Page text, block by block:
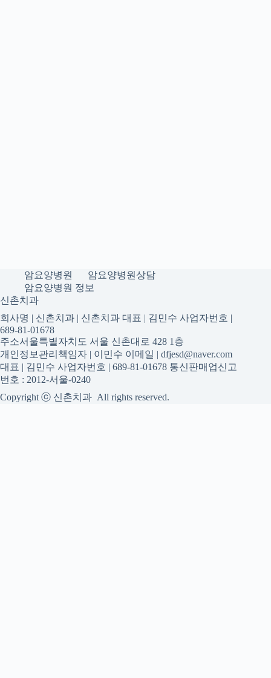
암요양병원
암요양병원상담
암요양병원 정보
신촌치과
회사명 | 신촌치과 | 신촌치과 대표 | 김민수 사업자번호 |
689-81-01678
주소서울특별자치도 서울 신촌대로 428 1층
개인정보관리책임자 | 이민수 이메일 | dfjesd@naver.com
대표 | 김민수 사업자번호 | 689-81-01678 통신판매업신고
번호 : 2012-서울-0240
Copyright ⓒ 신촌치과 All rights reserved.